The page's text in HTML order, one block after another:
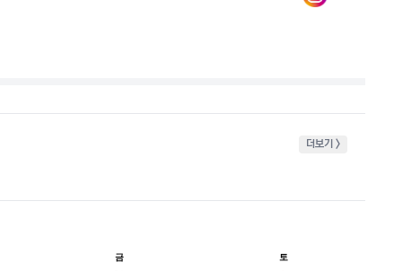
더보기 >
금 토